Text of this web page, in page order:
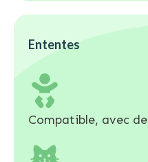
Ententes
Compatible, avec